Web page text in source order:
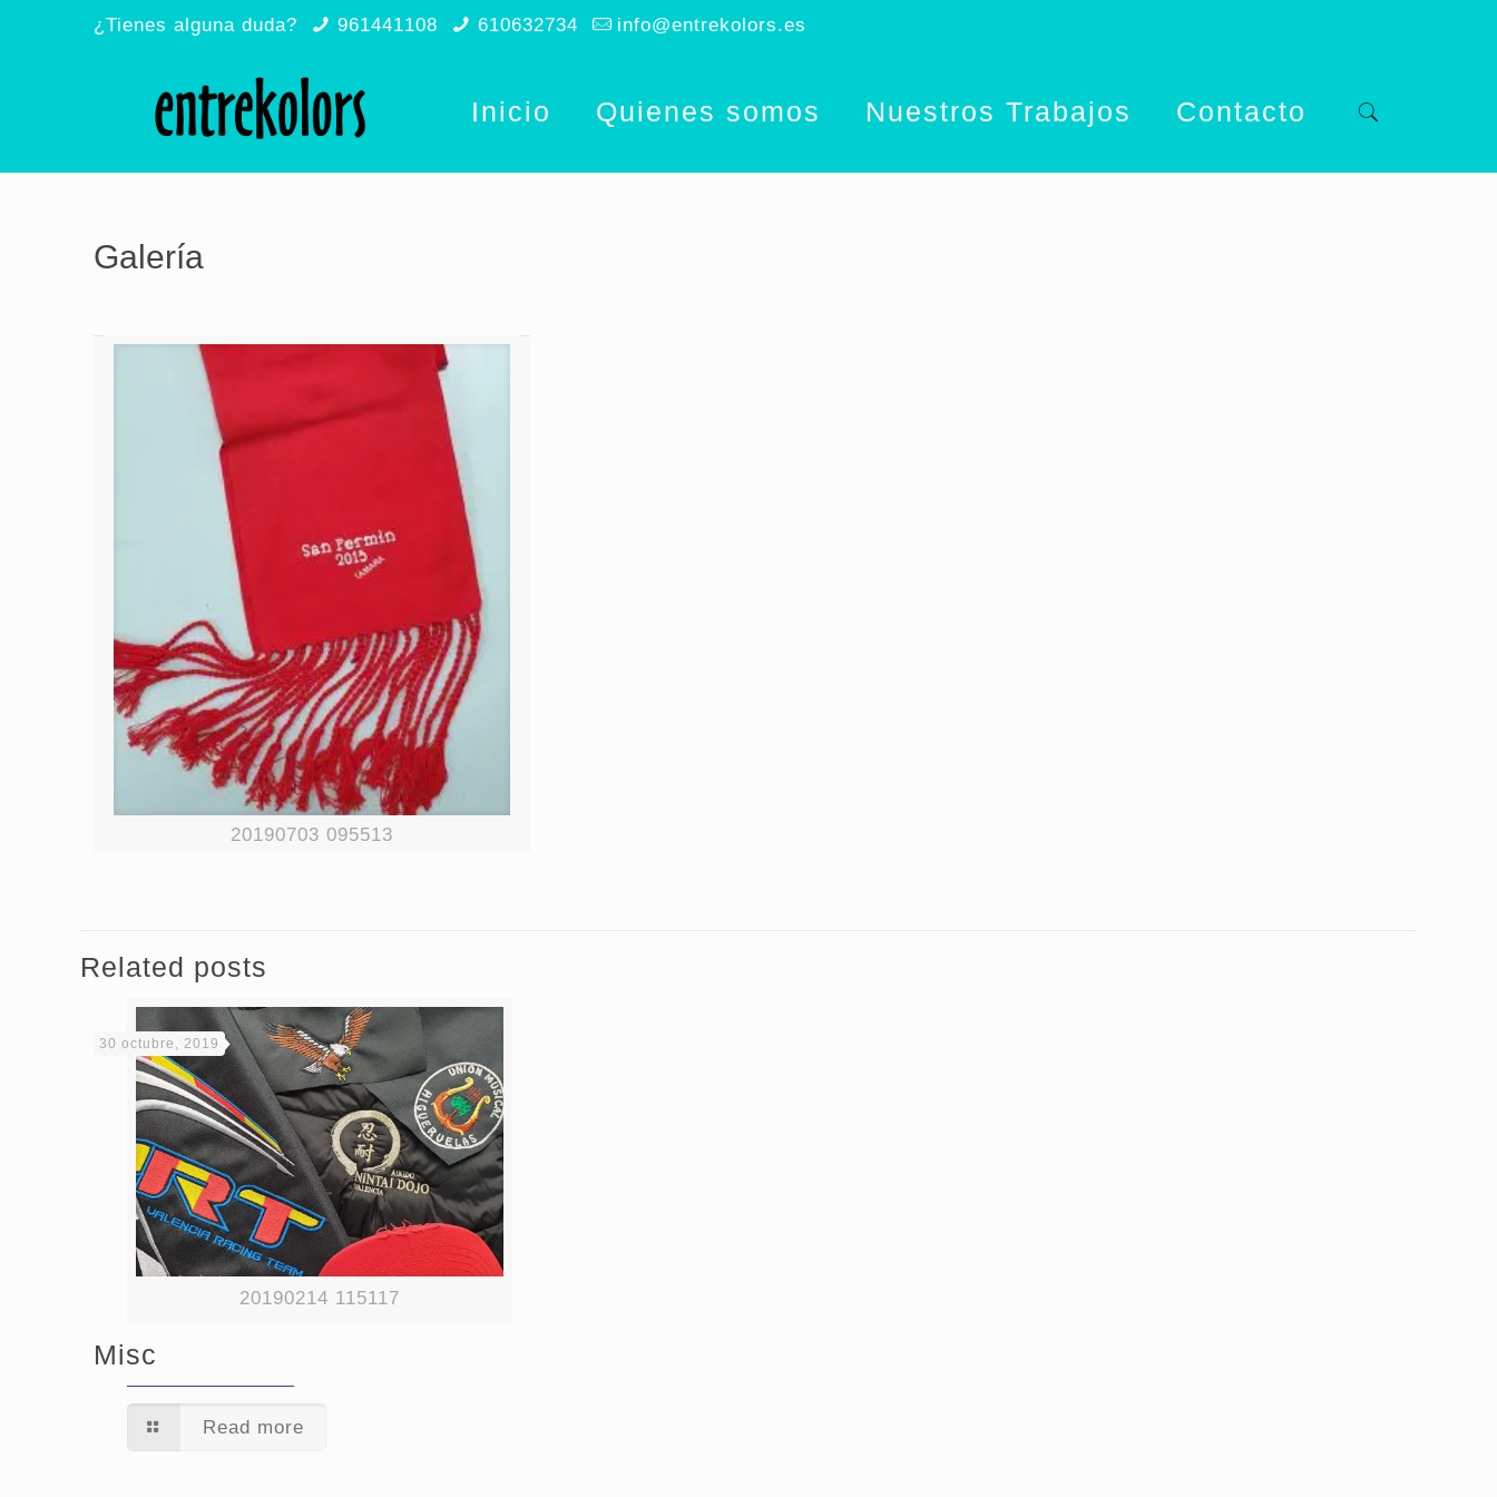
¿Tienes alguna duda? 961441108 610632734 info@entrekolors.es
Inicio Quienes somos Nuestros Trabajos Contacto
Galería
20190703 095513
Related posts
20190214 115117
30 octubre, 2019
Misc
Read more